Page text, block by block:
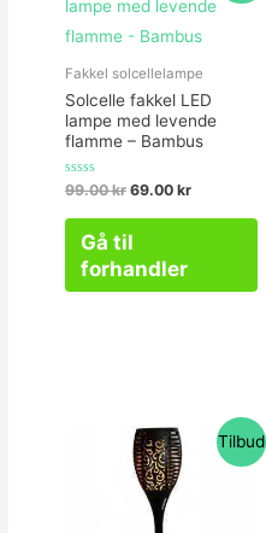
Fakkel solcellelampe
Solcelle fakkel LED
lampe med levende
flamme – Bambus
Vurderet
99.00kr 69.00 kr
Gå til
forhandler
Tilbud